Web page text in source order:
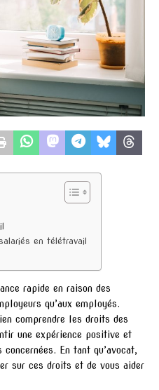
en télétravail
rapide en raison des
qu’aux employés.
comprendre les droits des
une expérience positive et
En tant qu’avocat,
sur ces droits et de vous aider